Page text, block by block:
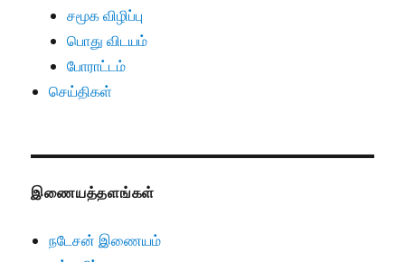
சமூக விழிப்பு
பொது விடயம்
போராட்டம்
செய்திகள்
இணையத்தளங்கள்
நடேசன் இணையம்